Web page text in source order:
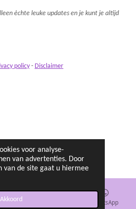
voor analyse-
van advertenties. Door
van de site gaat u hiermee
Akkoord
èchte leuke updates en je kunt je altijd
policy- Disclaimer
Instagram WhatsApp